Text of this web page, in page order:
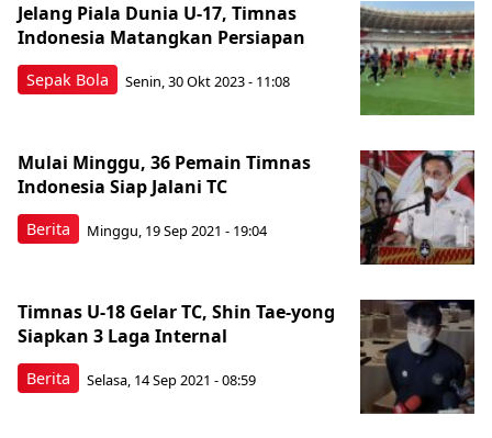
Sepak Bola
Jelang Piala Dunia U-17, Timnas
Indonesia Matangkan Persiapan
Senin, 30 Okt 2023 - 11:08
Berita
Mulai Minggu, 36 Pemain Timnas
Indonesia Siap Jalani TC
Minggu, 19 Sep 2021 - 19:04
Berita
Timnas U-18 Gelar TC, Shin Tae-yong
Siapkan 3 Laga Internal
Selasa, 14 Sep 2021 - 08:59